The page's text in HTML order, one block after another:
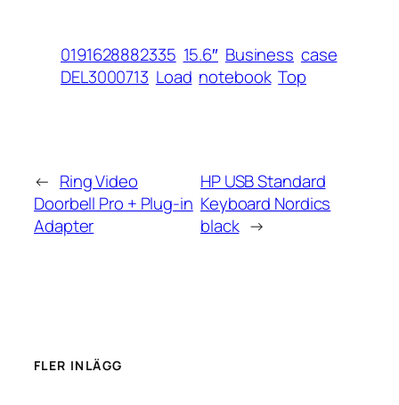
0191628882335 15.6″ Business case
DEL3000713 Load notebook Top
← Ring Video
Doorbell Pro + Plug-in
Adapter
HP USB Standard
Keyboard Nordics
black →
FLER INLÄGG